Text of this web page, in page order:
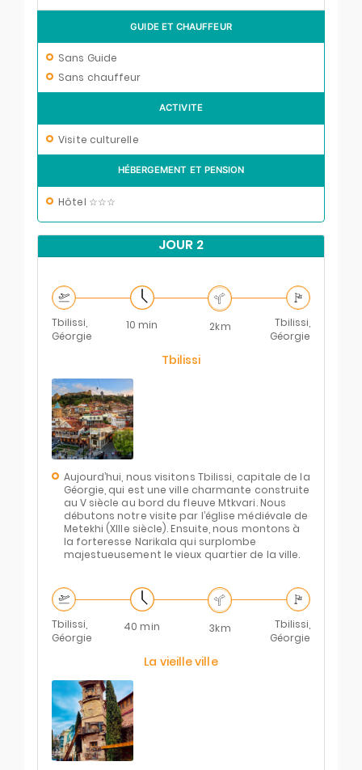
GUIDE ET CHAUFFEUR
Sans Guide
Sans chauffeur
ACTIVITE
Visite culturelle
HÉBERGEMENT ET PENSION
Hôtel ☆☆☆
JOUR 2
10 min 2km
Tbilissi,
Géorgie
Tbilissi,
Géorgie
Tbilissi
Aujourd’hui, nous visitons Tbilissi, capitale de la
Géorgie, qui est une ville charmante construite
au V siècle au bord du fleuve Mtkvari. Nous
débutons notre visite par l’église médiévale de
Metekhi (XIIIe siècle). Ensuite, nous montons à
la forteresse Narikala qui surplombe
majestueusement le vieux quartier de la ville.
40 min 3km
Tbilissi,
Géorgie
Tbilissi,
Géorgie
La vieille ville